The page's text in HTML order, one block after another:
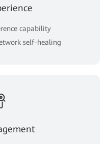
capability
self-healing